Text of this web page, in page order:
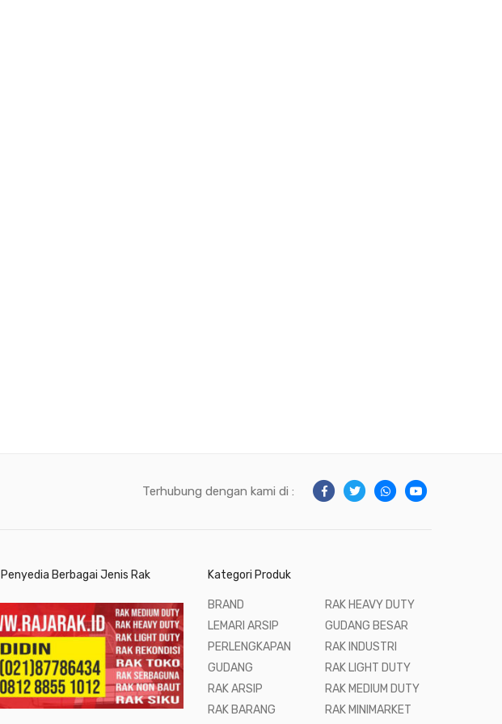
Terhubung dengan kami di :
Berbagai Jenis Rak Kategori Produk
BRAND
LEMARI ARSIP
PERLENGKAPAN
GUDANG
RAK ARSIP
RAK BARANG
RAK HEAVY DUTY
GUDANG BESAR
RAK INDUSTRI
RAK LIGHT DUTY
RAK MEDIUM DUTY
RAK MINIMARKET